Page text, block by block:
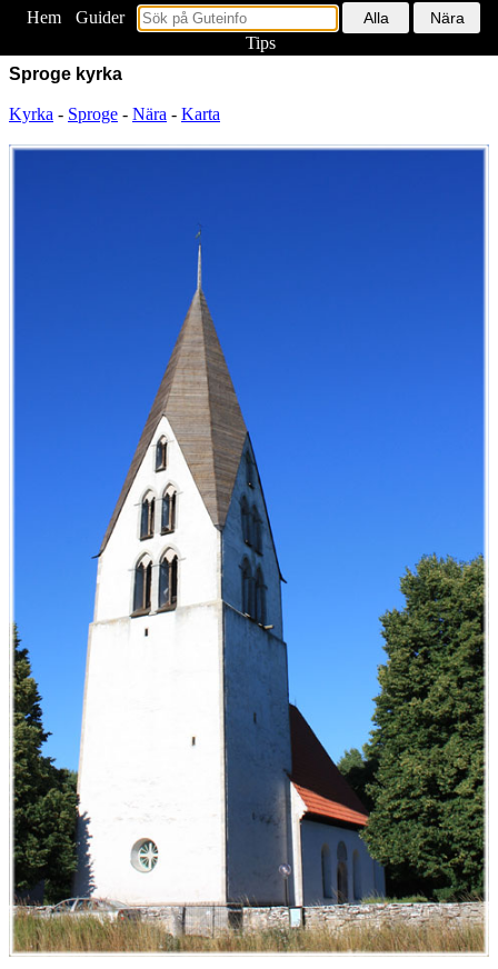
Hem
Guider
Tips
Sproge kyrka
Kyrka - Sproge - Nära - Karta